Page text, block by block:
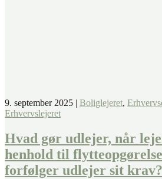
9. september 2025 | Boliglejeret,
Erhvervslejeret
Hvad gør udlejer, når
henhold til
forfølger udlejer sit krav?